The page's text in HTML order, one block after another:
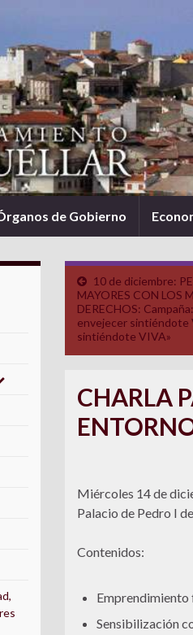
de Gobierno
10 de diciembre:
MAYORES CON LOS
DERECHOS:
envejecer sintiéndote
sintiéndote VIVA»
CHARLA
Miércoles 14 de
Palacio de Pedro I
Contenidos:
Emprendimiento
Sensibilización